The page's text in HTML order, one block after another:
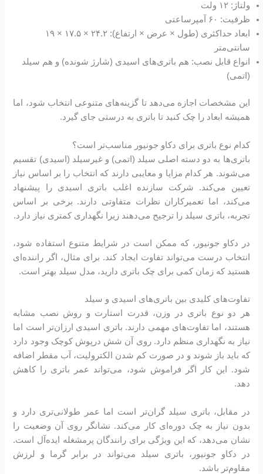
ولتاژ: ۱۲ ولت
ظرفیت: ۶۰ آمپرساعتی
ابعاد حداکثری (طول × عرض × ارتفاع): ۲۴.۲ × ۱۷.۵ × ۱۹
سانتی‌متر
انواع قابل نصب: هم باتری‌های اسیدی (شارژ شونده) و هم سیلد
(اتمی)
این مشخصات اجازه می‌دهد تا گزینه‌های متنوعی انتخاب شود، اما
همیشه ابعاد را چک کنید تا باتری به درستی جای گیرد.
کدام نوع باتری برای دکاو جونیور مناسب‌تر است؟
باتری‌ها به دو دسته اصلی سیلد (اتمی) و غیرسیلد (اسیدی) تقسیم
می‌شوند. هر کدام مزایا و معایبی دارند که انتخاب را بر اساس نیاز
تعیین می‌کند. شرکت سازنده اغلب باتری اسیدی را پیشنهاد
می‌کند، اما تعمیرکاران نظرات متفاوتی دارند. برخی بر اساس
تجربه، باتری سیلد را ترجیح می‌دهند زیرا نگهداری کمتری نیاز دارد.
در دکاو جونیور، که ممکن است در شرایط متنوع استفاده شود،
انتخاب درست می‌تواند تفاوت ایجاد کند. برای مثال، اگر راننده‌ای
هستید که زمان کمی برای چک باتری دارید، مدل سیلد بهتر است.
تفاوت‌های کلیدی بین باتری‌های اسیدی و سیلد
هر دو نوع باتری در وزن، قدرت استارت و روش نصب مشابه
هستند، اما تفاوت‌های مهمی دارند. باتری اسیدی ارزان‌تر است اما
نیاز به نگهداری منظم دارد. روی آن شش درپوش کوچک وجود دارد
که باید باز شوند و در صورت کم شدن الکترولیت، آب مقطر اضافه
شود. این کار اگر فراموش شود، می‌تواند عمر باتری را کاهش
دهد.
در مقابل، باتری سیلد گران‌تر است اما عمر طولانی‌تری دارد و
بدون نیاز به چک دوره‌ای کار می‌کند. نشانگر روی آن وضعیت را
نشان می‌دهد، که این ویژگی برای رانندگان پرمشغله ایده‌آل است.
در دکاو جونیور، باتری سیلد می‌تواند در برابر گرما و لرزش
مقاوم‌تر باشد.